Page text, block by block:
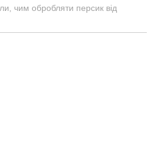
чим обробляти персик від